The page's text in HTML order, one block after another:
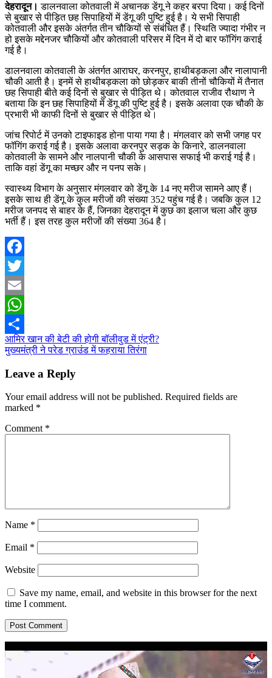
देहरादून। डालनवाला कोतवाली में अचानक डेंगू ने कहर बरपा दिया। कई दिनों
से बुखार से पीड़ित छह सिपाहियों में डेंगू की पुष्टि हुई है। ये सभी सिपाही
कोतवाली और इसके अंतर्गत तीन चौकियों से संबंधित हैं। स्थिति ज्यादा गंभीर न
हो इसके मद्देनजर चौकियों और कोतवाली परिसर में दिन में दो बार फॉगिंग कराई
गई है।
डालनवाला कोतवाली के अंतर्गत आराघर, करनपुर, हाथीबड़कला और नालापानी
चौकी आती है। इनमें से हाथीबड़कला को छोड़कर बाकी तीनों चौकियों में तैनात
छह सिपाही बीते कई दिनों से बुखार से पीड़ित थे। कोतवाल राजीव रौथाण ने
बताया कि इन छह सिपाहियों में डेंगू की पुष्टि हुई है। इसके अलावा एक चौकी के
प्रभारी भी काफी दिनों से बुखार से पीड़ित थे।
जांच रिपोर्ट में उनको टाइफाइड होना पाया गया है। मंगलवार को सभी जगह पर
फॉगिंग कराई गई है। इसके अलावा करनपुर सड़क के किनारे, डालनवाला
कोतवाली के सामने और नालपानी चौकी के आसपास सफाई भी कराई गई है।
ताकि वहां डेंगू का मच्छर और न पनप सके।
स्वास्थ्य विभाग के अनुसार मंगलवार को डेंगू के 14 नए मरीज सामने आए हैं।
इसके साथ ही डेंगू के कुल मरीजों की संख्या 352 पहुंच गई है। जबकि कुल 12
मरीज जनपद से बाहर के हैं, जिनका देहरादून में कुछ का इलाज चला और कुछ
भर्ती हैं। इस तरह कुल मरीजों की संख्या 364 है।
Facebook
Twitter
Email
WhatsApp
Share
Post
navigation
आमिर खान की बेटी की होगी बॉलीवुड में एंट्री?
मुख्यमंत्री ने परेड ग्राउंड में फहराया तिरंगा
Leave a Reply
Your email address will not be published. Required fields are
marked *
Comment *
Name *
Email *
Website
Save my name, email, and website in this browser for the next
time I comment.